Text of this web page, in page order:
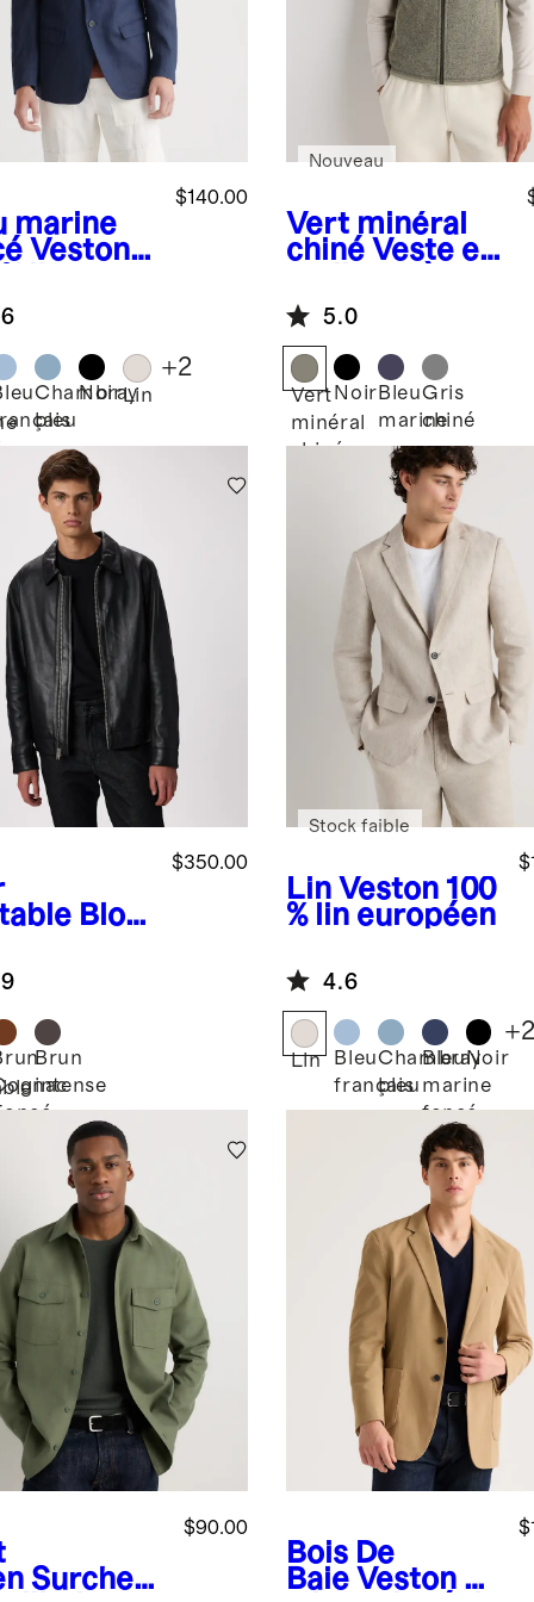
marine
Veston
$140.00
Chambray
bleu
NoirLin
+2
Vert minéral
chiné Veste en
fermeture à
glissière
Nouveau
5.0
Vert
minéral
chiné
Noir Bleu
marine
Gris
chiné
Blou
cuir
$350.00
Brun
intense
Lin Veston 100
% lin européen
Stock faible
4.6
Lin
Bleu
français
Chambray
bleu
Bleu
marine
foncé
Noir
+
Surchem
$90.00
Bois De
Baie Veston en